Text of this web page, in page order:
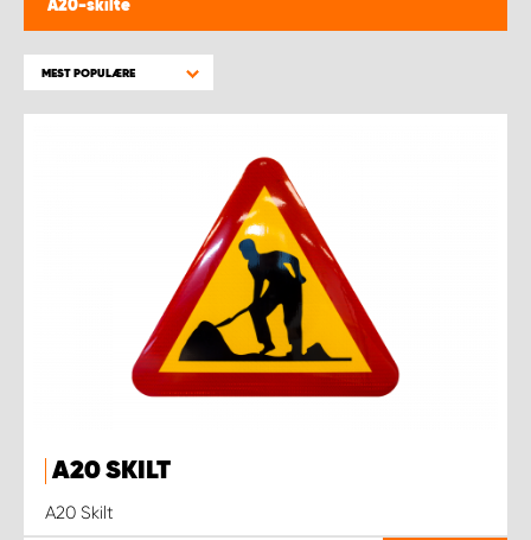
A20-skilte
MEST POPULÆRE
A20 SKILT
A20 Skilt